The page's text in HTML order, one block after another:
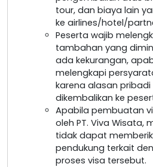
tour, dan biaya lain
ke airlines/hotel/
Peserta wajib
tambahan yang
ada kekurangan,
melengkapi
karena alasan
dikembalikan ke
Apabila pembuatan
oleh PT. Viva Wisata,
tidak dapat
pendukung terkait
proses visa tersebut.